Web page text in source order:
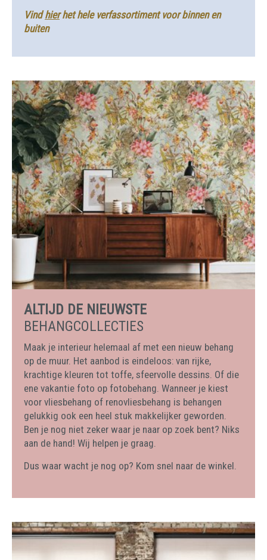
Vindhierhet hele verfassortiment voor binnen en
buiten
ALTIJD DE NIEUWSTE
BEHANGCOLLECTIES
Maak je interieur helemaal af met een nieuw behang
op de muur. Het aanbod is eindeloos: van rijke,
krachtige kleuren tot toffe, sfeervolle dessins. Of die
ene vakantie foto op fotobehang. Wanneer je kiest
voor vliesbehang of renovliesbehang is behangen
gelukkig ook een heel stuk makkelijker geworden.
Ben je nog niet zeker waar je naar op zoek bent? Niks
aan de hand! Wij helpen je graag.
Dus waar wacht je nog op? Kom snel naar de winkel.